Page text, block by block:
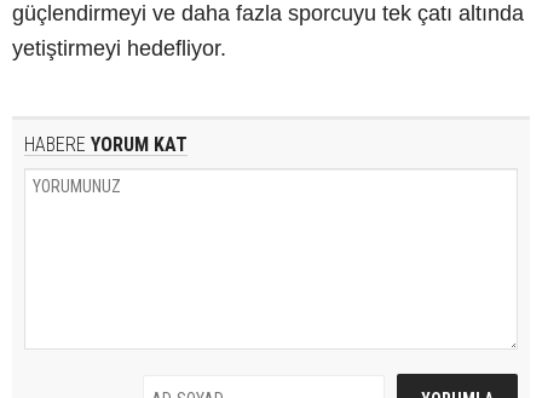
güçlendirmeyi ve daha fazla sporcuyu tek çatı altında
yetiştirmeyi hedefliyor.
HABERE YORUM KAT